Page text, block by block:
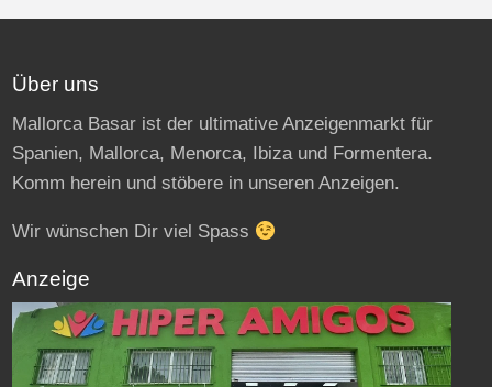
Über uns
Mallorca Basar ist der ultimative Anzeigenmarkt für
Spanien, Mallorca, Menorca, Ibiza und Formentera.
Komm herein und stöbere in unseren Anzeigen.
Wir wünschen Dir viel Spass
Anzeige